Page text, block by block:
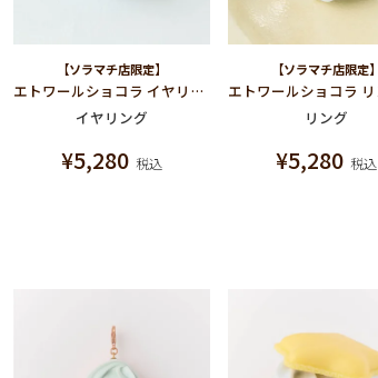
【ソラマチ店限定】
エトワールショコラ イヤリング（ライトブルー）
イヤリング
¥5,280 税込
【ソラマチ店限定】
リング
¥5,280 税込